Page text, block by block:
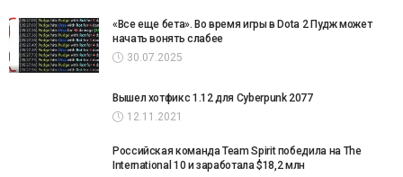
«Все еще бета». Во время игры в Dota 2 Пудж может
начать вонять слабее
30.07.2025
Вышел хотфикс 1.12 для Cyberpunk 2077
12.11.2021
Российская команда Team Spirit победила на The
International 10 и заработала $18,2 млн